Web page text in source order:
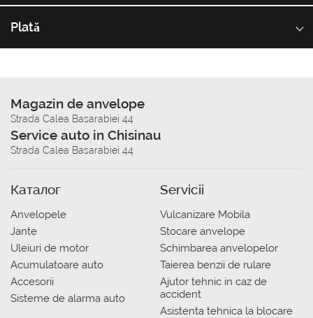
Plată
Magazin de anvelope
Strada Calea Basarabiei 44
Service auto in Chisinau
Strada Calea Basarabiei 44
Каталог
Anvelopele
Jante
Uleiuri de motor
Acumulatoare auto
Accesorii
Sisteme de alarma auto
Servicii
Vulcanizare Mobila
Stocare anvelope
Schimbarea anvelopelor
Taierea benzii de rulare
Ajutor tehnic in caz de
accident
Asistenta tehnica la blocare